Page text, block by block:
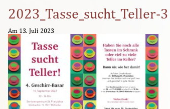
2023_Tasse_sucht_Teller-3
Am 13. Juli 2023